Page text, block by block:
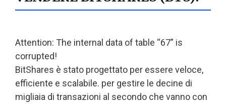
Attention: The internal data of table “67” is
corrupted!
BitShares è stato progettato per essere veloce,
efficiente e scalabile. per gestire le decine di
migliaia di transazioni al secondo che vanno con